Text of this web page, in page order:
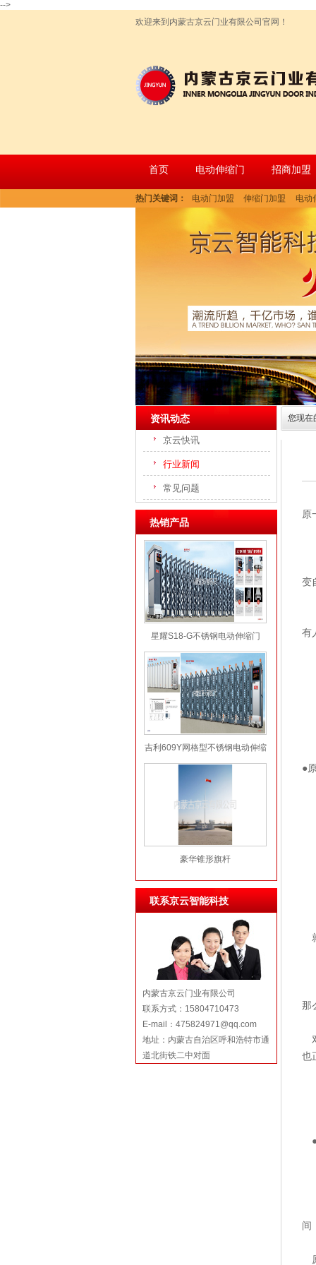
-->
欢迎来到内蒙古京云门业有限公司官网！
首页 电动伸缩门 招商加盟
热门关键词： 电动门加盟 伸缩门加盟 电动
资讯动态
京云快讯
行业新闻
常见问题
热销产品
星耀S18-G不锈钢电动伸缩门
吉利609Y网格型不锈钢电动伸缩
门
豪华锥形旗杆
联系京云智能科技
内蒙古京云门业有限公司
联系方式：15804710473
E-mail：475824971@qq.com
地址：内蒙古自治区呼和浩特市通
道北街铁二中对面
您现在
原
变
有
●
“
“
“
“
“
“
“
那
也
●
“
“
间
“